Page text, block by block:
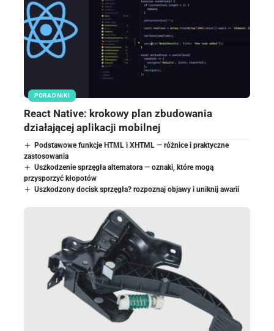
PORADNIKI
React Native: krokowy plan zbudowania
działającej aplikacji mobilnej
Podstawowe funkcje HTML i XHTML — różnice i praktyczne
zastosowania
Uszkodzenie sprzęgła alternatora — oznaki, które mogą
przysporzyć kłopotów
Uszkodzony docisk sprzęgła? rozpoznaj objawy i uniknij awarii